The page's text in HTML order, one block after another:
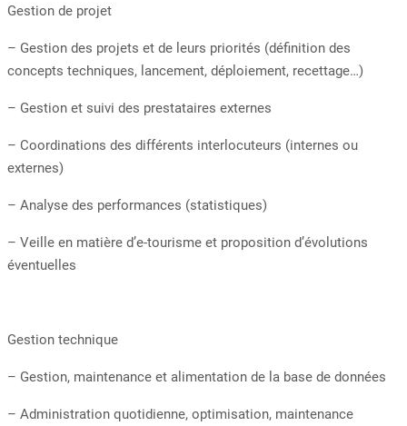
Gestion de projet
– Gestion des projets et de leurs priorités (définition des
concepts techniques, lancement, déploiement, recettage…)
– Gestion et suivi des prestataires externes
– Coordinations des différents interlocuteurs (internes ou
externes)
– Analyse des performances (statistiques)
– Veille en matière d’e-tourisme et proposition d’évolutions
éventuelles
Gestion technique
– Gestion, maintenance et alimentation de la base de données
– Administration quotidienne, optimisation, maintenance